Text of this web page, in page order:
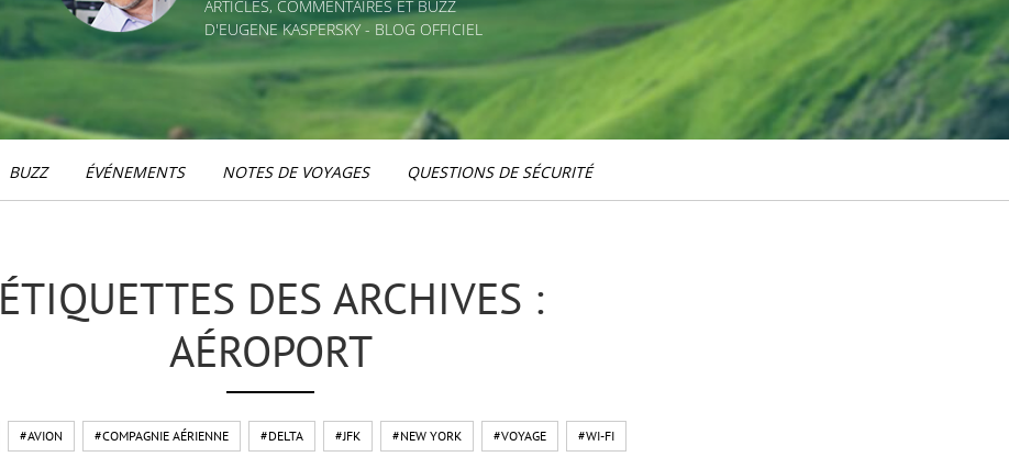
ARTICLES, COMMENTAIRES ET BUZZ
D'EUGENE KASPERSKY - BLOG OFFICIEL
BUZZ ÉVÉNEMENTS NOTES DE VOYAGES QUESTIONS DE SÉCURITÉ
ÉTIQUETTES DES ARCHIVES :
AÉROPORT
#AVION #COMPAGNIE AÉRIENNE #DELTA #JFK #NEW YORK #VOYAGE #WI-FI